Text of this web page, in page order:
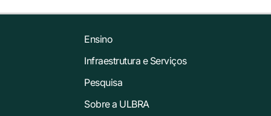
Ensino
Infraestrutura e Serviços
Pesquisa
Sobre a ULBRA